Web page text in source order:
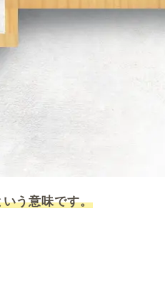
う意味です。